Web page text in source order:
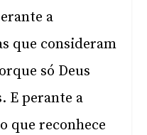
a
que consideram
só Deus
E perante a
que reconhece